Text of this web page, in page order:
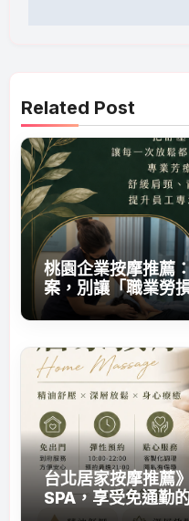
Related Post
桃園企業按摩推薦
案，別讓「職業勞
台北居家按摩推薦
SPA，享受免通勤